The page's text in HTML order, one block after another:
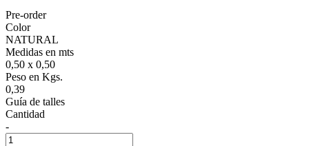
Pre-order
Color
NATURAL
Medidas en mts
0,50 x 0,50
Peso en Kgs.
0,39
Guía de talles
Cantidad
-